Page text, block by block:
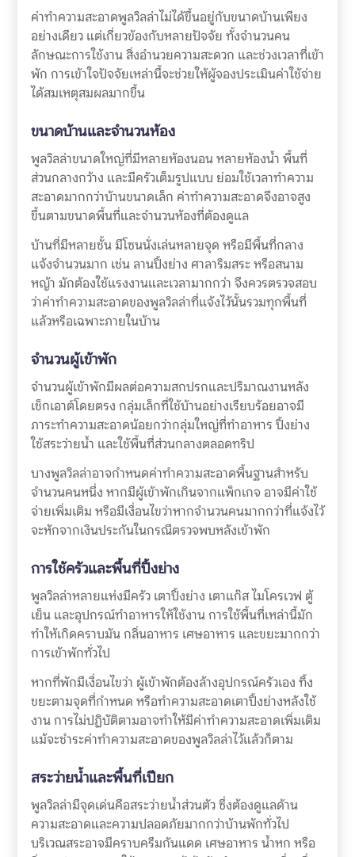
ค่าทำความสะอาดพูลวิลล่าไม่ได้ขึ้นอยู่กับขนาดบ้านเพียง
อย่างเดียว แต่เกี่ยวข้องกับหลายปัจจัย ทั้งจำนวนคน
ลักษณะการใช้งาน สิ่งอำนวยความสะดวก และช่วงเวลาที่เข้า
พัก การเข้าใจปัจจัยเหล่านี้จะช่วยให้ผู้จองประเมินค่าใช้จ่าย
ได้สมเหตุสมผลมากขึ้น
ขนาดบ้านและจำนวนห้อง
พูลวิลล่าขนาดใหญ่ที่มีหลายห้องนอน หลายห้องน้ำ พื้นที่
ส่วนกลางกว้าง และมีครัวเต็มรูปแบบ ย่อมใช้เวลาทำความ
สะอาดมากกว่าบ้านขนาดเล็ก ค่าทำความสะอาดจึงอาจสูง
ขึ้นตามขนาดพื้นที่และจำนวนห้องที่ต้องดูแล
บ้านที่มีหลายชั้น มีโซนนั่งเล่นหลายจุด หรือมีพื้นที่กลาง
แจ้งจำนวนมาก เช่น ลานปิ้งย่าง ศาลาริมสระ หรือสนาม
หญ้า มักต้องใช้แรงงานและเวลามากกว่า จึงควรตรวจสอบ
ว่าค่าทำความสะอาดของพูลวิลล่าที่แจ้งไว้นั้นรวมทุกพื้นที่
แล้วหรือเฉพาะภายในบ้าน
จำนวนผู้เข้าพัก
จำนวนผู้เข้าพักมีผลต่อความสกปรกและปริมาณงานหลัง
เช็กเอาต์โดยตรง กลุ่มเล็กที่ใช้บ้านอย่างเรียบร้อยอาจมี
ภาระทำความสะอาดน้อยกว่ากลุ่มใหญ่ที่ทำอาหาร ปิ้งย่าง
ใช้สระว่ายน้ำ และใช้พื้นที่ส่วนกลางตลอดทริป
บางพูลวิลล่าอาจกำหนดค่าทำความสะอาดพื้นฐานสำหรับ
จำนวนคนหนึ่ง หากมีผู้เข้าพักเกินจากแพ็กเกจ อาจมีค่าใช้
จ่ายเพิ่มเติม หรือมีเงื่อนไขว่าหากจำนวนคนมากกว่าที่แจ้งไว้
จะหักจากเงินประกันในกรณีตรวจพบหลังเข้าพัก
การใช้ครัวและพื้นที่ปิ้งย่าง
พูลวิลล่าหลายแห่งมีครัว เตาปิ้งย่าง เตาแก๊ส ไมโครเวฟ ตู้
เย็น และอุปกรณ์ทำอาหารให้ใช้งาน การใช้พื้นที่เหล่านี้มัก
ทำให้เกิดคราบมัน กลิ่นอาหาร เศษอาหาร และขยะมากกว่า
การเข้าพักทั่วไป
หากที่พักมีเงื่อนไขว่า ผู้เข้าพักต้องล้างอุปกรณ์ครัวเอง ทิ้ง
ขยะตามจุดที่กำหนด หรือทำความสะอาดเตาปิ้งย่างหลังใช้
งาน การไม่ปฏิบัติตามอาจทำให้มีค่าทำความสะอาดเพิ่มเติม
แม้จะชำระค่าทำความสะอาดของพูลวิลล่าไว้แล้วก็ตาม
สระว่ายน้ำและพื้นที่เปียก
พูลวิลล่ามีจุดเด่นคือสระว่ายน้ำส่วนตัว ซึ่งต้องดูแลด้าน
ความสะอาดและความปลอดภัยมากกว่าบ้านพักทั่วไป
บริเวณสระอาจมีคราบครีมกันแดด เศษอาหาร น้ำหก หรือ